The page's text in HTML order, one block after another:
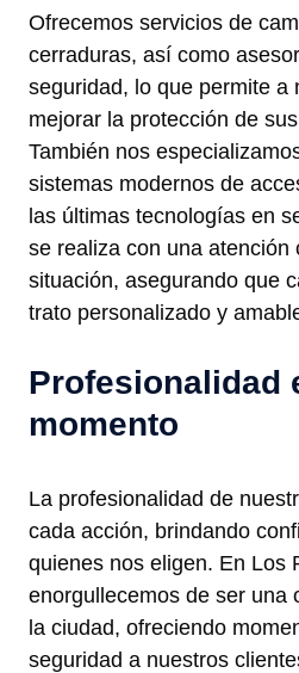
Ofrecemos servicios de
cerraduras, así como
seguridad, lo que permite a
mejorar la protección de
También nos
sistemas modernos de
las últimas tecnologías en
se realiza con una atención
situación, asegurando que
trato personalizado y
Profesionalidad
momento
La profesionalidad de
cada acción, brindando
quienes nos eligen. En Los
enorgullecemos de ser una
la ciudad, ofreciendo
seguridad a nuestros